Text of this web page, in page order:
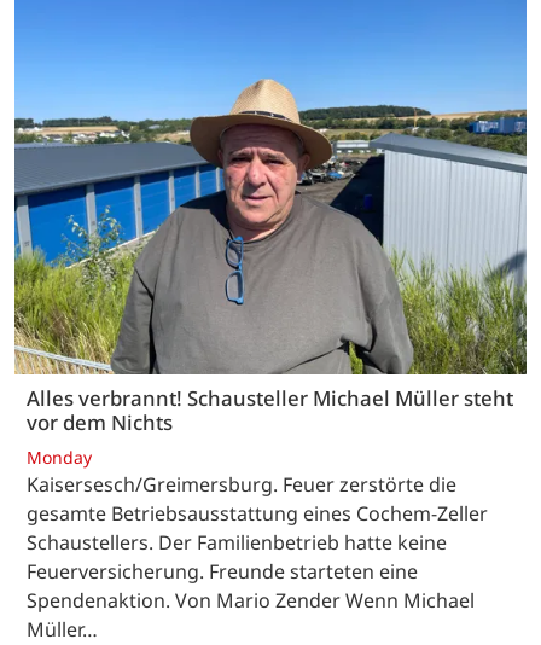
Alles verbrannt! Schausteller Michael Müller steht
vor dem Nichts
Monday
Kaisersesch/Greimersburg. Feuer zerstörte die
gesamte Betriebsausstattung eines Cochem-Zeller
Schaustellers. Der Familienbetrieb hatte keine
Feuerversicherung. Freunde starteten eine
Spendenaktion. Von Mario Zender Wenn Michael
Müller…